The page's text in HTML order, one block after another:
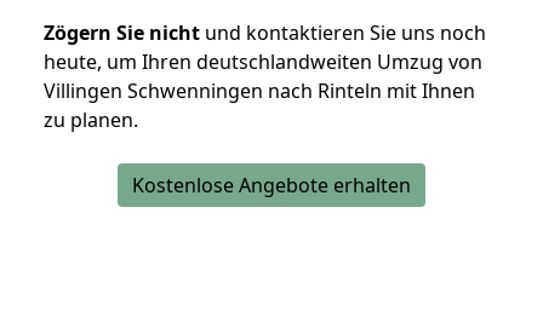
Zögern Sie nicht und kontaktieren Sie uns noch
heute, um Ihren deutschlandweiten Umzug von
Villingen Schwenningen nach Rinteln mit Ihnen
zu planen.
Kostenlose Angebote erhalten